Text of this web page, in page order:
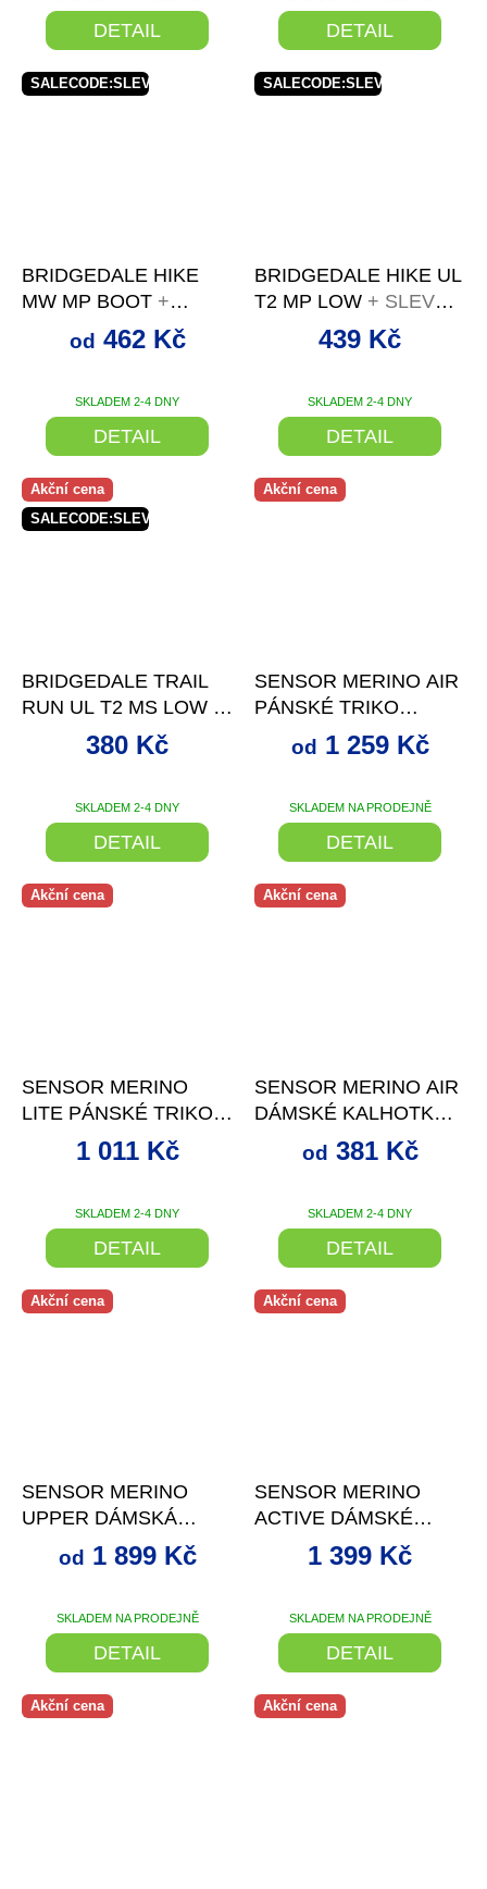
DETAIL DETAIL
SALECODE:SLEVAX5:5:%
BRIDGEDALE HIKE
MW MP BOOT +
SLEVA SE SLEVOVÝM
KÓDEM
SKLADEM 2-4 DNY
od 462 Kč
DETAIL
SALECODE:SLEVAX5:5:%
BRIDGEDALE HIKE UL
T2 MP LOW + SLEVA
SE SLEVOVÝM
SKLADEM 2-4 DNY
439 Kč
DETAIL
Akční cena
SALECODE:SLEVAX5:5:%
BRIDGEDALE TRAIL
RUN UL T2 MS LOW +
SLEVA SE SLEVOVÝM
KÓDEM
SKLADEM 2-4 DNY
380 Kč
DETAIL
Akční cena
SENSOR MERINO AIR
PÁNSKÉ TRIKO
DL.RUKÁV MUSTARD
SKLADEM NA PRODEJNĚ
od 1 259 Kč
DETAIL
Akční cena
SENSOR MERINO
LITE PÁNSKÉ TRIKO
KR.RUKÁV MOTTLED
SKLADEM 2-4 DNY
1 011 Kč
DETAIL
Akční cena
SENSOR MERINO AIR
DÁMSKÉ KALHOTKY
SKLADEM 2-4 DNY
od 381 Kč
DETAIL
Akční cena
SENSOR MERINO
UPPER DÁMSKÁ
MIKINA CELOZIP
PORT RED
SKLADEM NA PRODEJNĚ
od 1 899 Kč
DETAIL
Akční cena
SENSOR MERINO
ACTIVE DÁMSKÉ
ŠATY LILLA
SKLADEM NA PRODEJNĚ
1 399 Kč
DETAIL
Akční cena Akční cena